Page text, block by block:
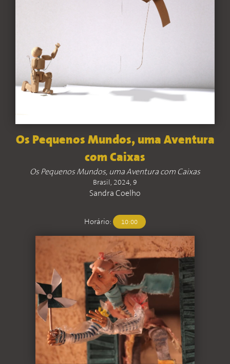
Os Pequenos Mundos, uma Aventura
com Caixas
Os Pequenos Mundos, uma Aventura com Caixas
Brasil, 2024, 9
Sandra Coelho
Horário: 10:00